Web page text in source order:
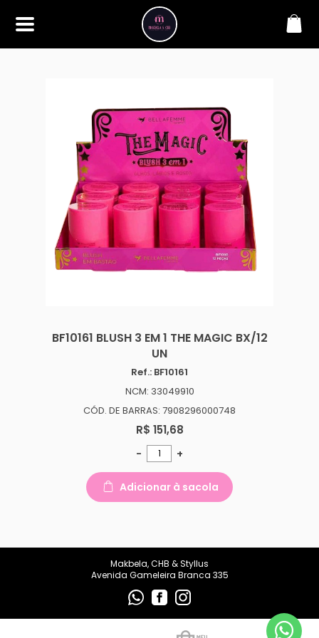
maquiagens e acessórios de
alta qualidade. Somos
apaixonados por realçar a
beleza de nossos clientes,
oferecendo uma ampla gama
de produtos que inspiram
confiança e criatividade. Desde
os últimos lançamentos em
maquiagem até os acessórios
mais elegantes, estamos aqui
para ajudá-lo a alcançar seu
visual dos sonhos. Explore nossa
seleção cuidadosamente
selecionada e descubra como a
beleza se torna uma expressão
única conosco.
makbelachb@gmail.com
BF10161 BLUSH 3 EM 1 THE MAGIC BX/12
UN
Ref.: BF10161
NCM: 33049910
CÓD. DE BARRAS: 7908296000748
R$ 151,68
- +
Adicionar à sacola
Makbela, CHB & Styllus
Avenida Gameleira Branca 335